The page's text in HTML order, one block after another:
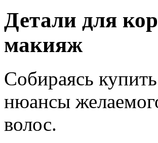
Детали для
макияж
Собираясь
нюансы
волос.